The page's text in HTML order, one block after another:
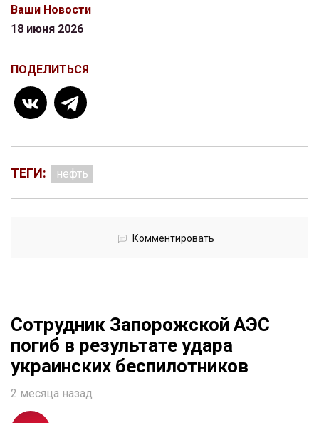
Ваши Новости
18 июня 2026
ПОДЕЛИТЬСЯ
ТЕГИ: нефть
Комментировать
Сотрудник Запорожской АЭС
погиб в результате удара
украинских беспилотников
2 месяца назад